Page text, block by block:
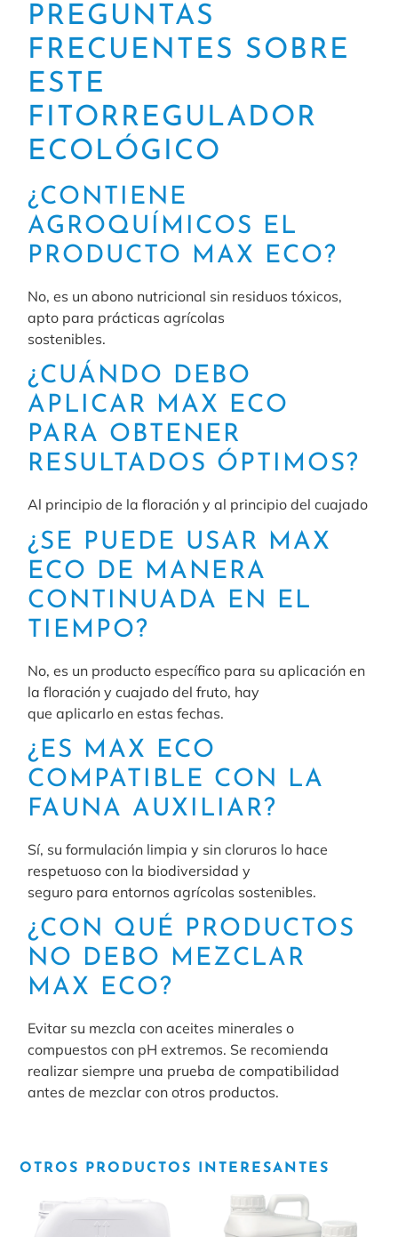
PREGUNTAS
FRECUENTES SOBRE
ESTE
FITORREGULADOR
ECOLÓGICO
¿CONTIENE
AGROQUÍMICOS EL
PRODUCTO MAX ECO?
No, es un abono nutricional sin residuos tóxicos,
apto para prácticas agrícolas
sostenibles.
¿CUÁNDO DEBO
APLICAR MAX ECO
PARA OBTENER
RESULTADOS ÓPTIMOS?
Al principio de la floración y al principio del cuajado
¿SE PUEDE USAR MAX
ECO DE MANERA
CONTINUADA EN EL
TIEMPO?
No, es un producto específico para su aplicación en
la floración y cuajado del fruto, hay
que aplicarlo en estas fechas.
¿ES MAX ECO
COMPATIBLE CON LA
FAUNA AUXILIAR?
Sí, su formulación limpia y sin cloruros lo hace
respetuoso con la biodiversidad y
seguro para entornos agrícolas sostenibles.
¿CON QUÉ PRODUCTOS
NO DEBO MEZCLAR
MAX ECO?
Evitar su mezcla con aceites minerales o
compuestos con pH extremos. Se recomienda
realizar siempre una prueba de compatibilidad
antes de mezclar con otros productos.
OTROS PRODUCTOS INTERESANTES